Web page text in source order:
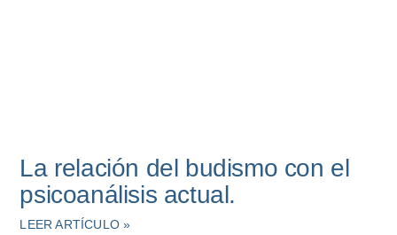
La relación del budismo con el
psicoanálisis actual.
LEER ARTÍCULO »